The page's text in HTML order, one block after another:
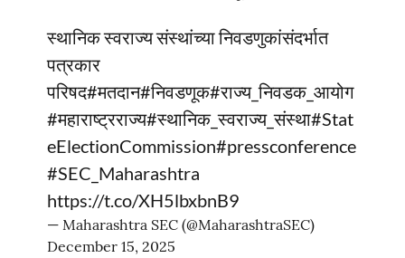
स्थानिक स्वराज्य संस्थांच्या निवडणुकांसंदर्भात
पत्रकार
परिषद#मतदान#निवडणूक#राज्य_निवडक_आयोग
#महाराष्ट्रराज्य#स्थानिक_स्वराज्य_संस्था#Stat
eElectionCommission#pressconference
#SEC_Maharashtra
https://t.co/XH5lbxbnB9
— Maharashtra SEC (@MaharashtraSEC)
December 15, 2025